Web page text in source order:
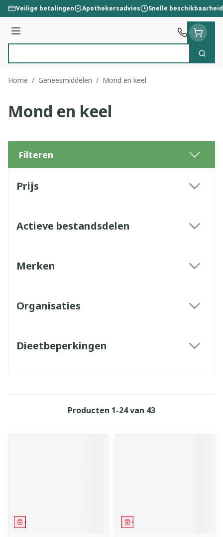
Ga naar de inhoud
Veilige betalingen Apothekersadvies Snelle beschikbaarheid
Menu
Zoek
Home / Geneesmiddelen / Mond en keel
Mond en keel
Filteren
Prijs
Actieve bestandsdelen
Merken
Organisaties
Dieetbeperkingen
Producten 1-24van 43
Geneesmiddel Geneesmiddel